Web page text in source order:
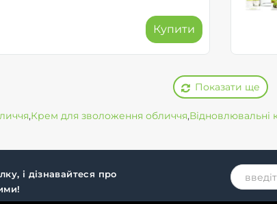
Купити
Показати ще
,Крем для зволоження обличчя,Відновлювальні
і дізнавайтеся про